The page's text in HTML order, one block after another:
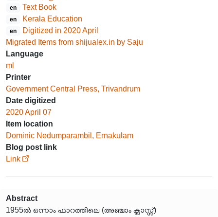
en Text Book
en Kerala Education
en
Digitized in 2020 April
Migrated Items from shijualex.in by Saju
Language
ml
Printer
Government Central Press, Trivandrum
Date digitized
2020 April 07
Item location
Dominic Nedumparambil, Ernakulam
Blog post link
Link
Abstract
1955ൽ ഒന്നാം ഫാറത്തിലെ (അഞ്ചാം ക്ലാസ്സ്)